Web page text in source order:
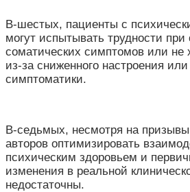
В-шестых, пациенты с
могут испытывать трудности при
соматических симптомов или не
из-за сниженного настроения или
симптоматики.
В-седьмых, несмотря на
авторов оптимизировать
психическим здоровьем и
изменения в реальной
недостаточны.